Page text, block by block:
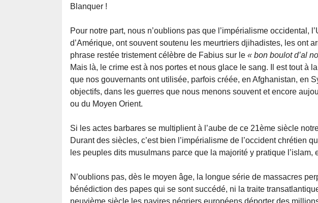
Blanquer !
Pour notre part, nous n’oublions pas que l’impérialisme occidental,
d’Amérique, ont souvent soutenu les meurtriers djihadistes, les ont
phrase restée tristement célèbre de Fabius sur le « bon boulot d’al
Mais là, le crime est à nos portes et nous glace le sang. Il est tout à
que nos gouvernants ont utilisée, parfois créée, en Afghanistan, en
objectifs, dans les guerres que nous menons souvent et encore
ou du Moyen Orient.
Si les actes barbares se multiplient à l’aube de ce 21ème siècle
Durant des siècles, c’est bien l’impérialisme de l’occident chrétien
les peuples dits musulmans parce que la majorité y pratique l’islam,
N’oublions pas, dès le moyen âge, la longue série de massacres
bénédiction des papes qui se sont succédé, ni la traite